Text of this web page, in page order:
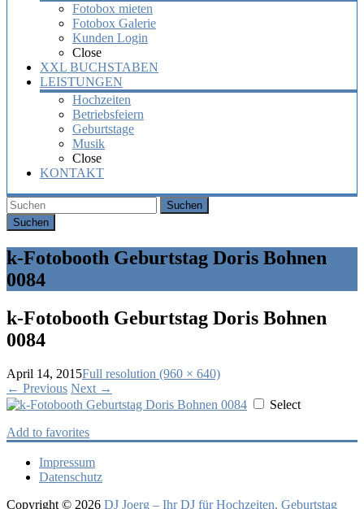
Geburtstag
oder
Firmenfeier.
Fotobox mieten
Fotobox Galerie
Kunden Login
Close
XXL BUCHSTABEN
LEISTUNGEN
Hochzeiten
Betriebsfeiern
Geburtstage
Musik
Close
KONTAKT
Suchen
k-Fotobooth Geburtstag Doris Bohnen
0084
k-Fotobooth Geburtstag Doris Bohnen
0084
April 14, 2015Full resolution (960 × 640)
← Previous Next →
Select
Add to favorites
Impressum
Datenschutz
Copyright © 2026 DJ Joerg – Ihr DJ für Hochzeiten, Geburtstag